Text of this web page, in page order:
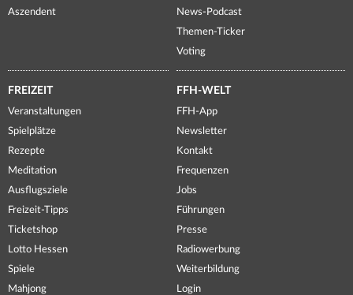
Aszendent
News-Podcast
Themen-Ticker
Voting
FREIZEIT
Veranstaltungen
Spielplätze
Rezepte
Meditation
Ausflugsziele
Freizeit-Tipps
Ticketshop
Lotto Hessen
Spiele
Mahjong
FFH-WELT
FFH-App
Newsletter
Kontakt
Frequenzen
Jobs
Führungen
Presse
Radiowerbung
Weiterbildung
Login